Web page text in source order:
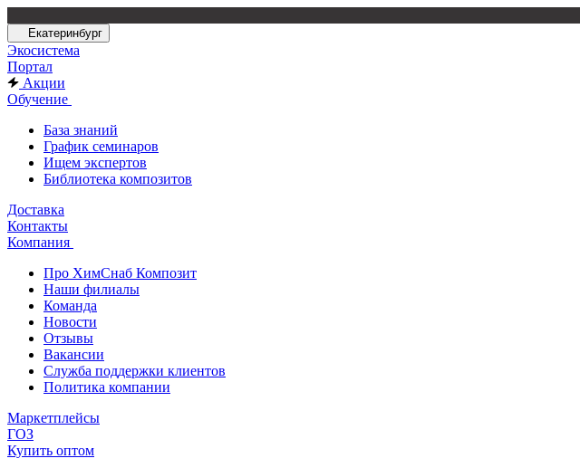
Екатеринбург
Экосистема
Портал
Акции
Обучение
База знаний
График семинаров
Ищем экспертов
Библиотека композитов
Доставка
Контакты
Компания
Про ХимСнаб Композит
Наши филиалы
Команда
Новости
Отзывы
Вакансии
Служба поддержки клиентов
Политика компании
Маркетплейсы
ГОЗ
Купить оптом